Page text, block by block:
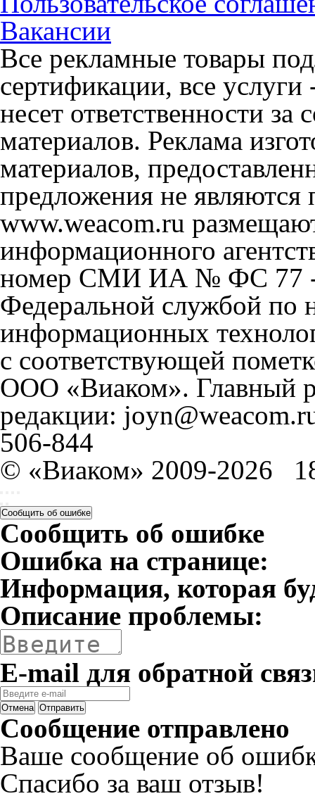
Вакансии
Все рекламные товары
сертификации, все
несет ответственности
материалов. Реклама
материалов,
предложения не
www.weacom.ru
информационного
номер СМИ ИА № ФС 77 -
Федеральной службой по
информационных
с соответствующей
ООО «Виаком». Главный
редакции:
506-844
© «Виаком» 2009-2026
Сообщить об ошибке
Сообщить об ошибке
Ошибка на странице:
Информация, которая
Описание проблемы:
E-mail для обратной
Отмена Отправить
Сообщение отправлено
Ваше сообщение об
Спасибо за ваш отзыв!